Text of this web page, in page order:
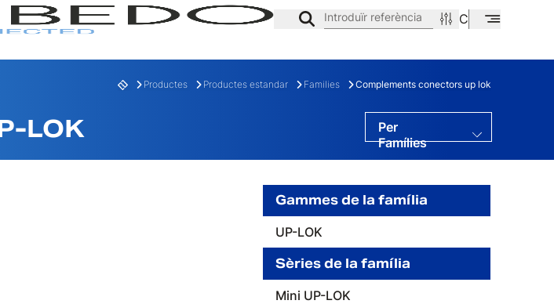
CA EN
Introduïr referència
FAMÍLIA
Productes Productes estandar Families Complements conectors up lok
LOK
Per
Famílies
Gammes de la família
UP-LOK
Sèries de la família
Mini UP-LOK